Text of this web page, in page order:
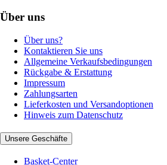
Über uns
Über uns?
Kontaktieren Sie uns
Allgemeine Verkaufsbedingungen
Rückgabe & Erstattung
Impressum
Zahlungsarten
Lieferkosten und Versandoptionen
Hinweis zum Datenschutz
Unsere Geschäfte
Basket-Center